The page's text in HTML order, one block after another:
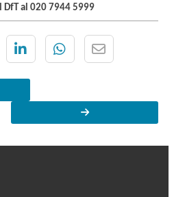
al 020 7944 5999